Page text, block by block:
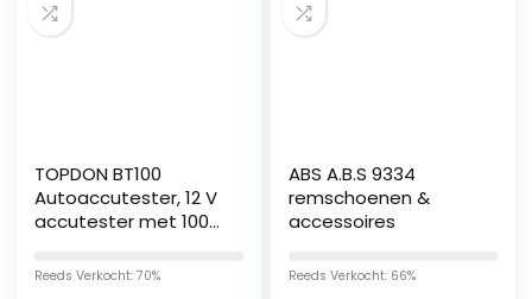
TOPDON BT100
Autoaccutester, 12 V
accutester met 100-
batterijtest,
Reeds Verkocht: 70%
ABS A.B.S 9334
remschoenen &
accessoires
Reeds Verkocht: 66%